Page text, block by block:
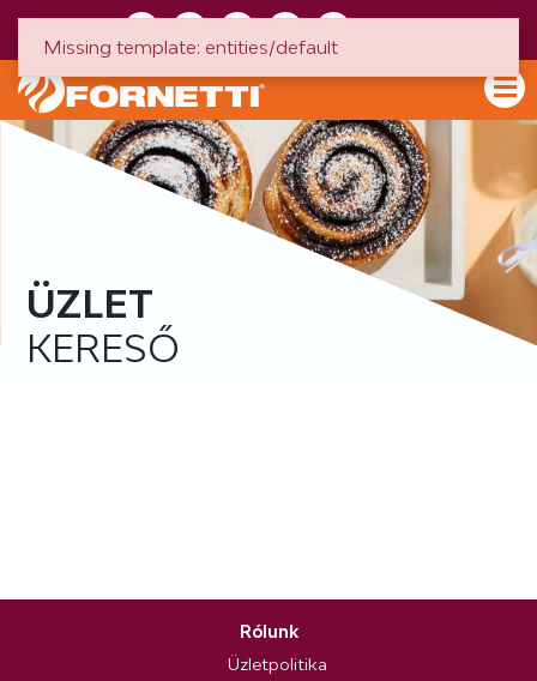
ÜZLET
KERESŐ
Rólunk
Üzletpolitika
Missing template: entities/default